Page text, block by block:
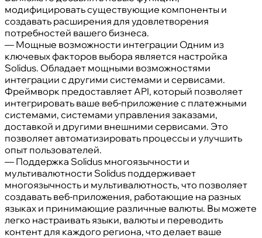
модифицировать существующие компоненты и
создавать расширения для удовлетворения
потребностей вашего бизнеса.
— Мощные возможности интеграции Одним из
ключевых факторов выбора является настройка
Solidus. Обладает мощными возможностями
интеграции с другими системами и сервисами.
Фреймворк предоставляет API, который позволяет
интегрировать ваше веб-приложение с платежными
системами, системами управления заказами,
доставкой и другими внешними сервисами. Это
позволяет автоматизировать процессы и улучшить
опыт пользователей.
— Поддержка Solidus многоязычности и
мультивалютности Solidus поддерживает
многоязычность и мультивалютность, что позволяет
создавать веб-приложения, работающие на разных
языках и принимающие различные валюты. Вы можете
легко настраивать языки, валюты и переводить
контент для каждого региона, что делает ваше